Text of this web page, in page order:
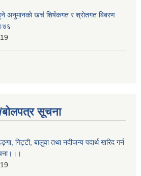
अनुमानकाे खर्च शिर्षकगत र श्राेतगत बिबरण
बोलपत्र सूचना
गिट्टी, बालुवा तथा नदीजन्य पदार्थ खरिद गर्न